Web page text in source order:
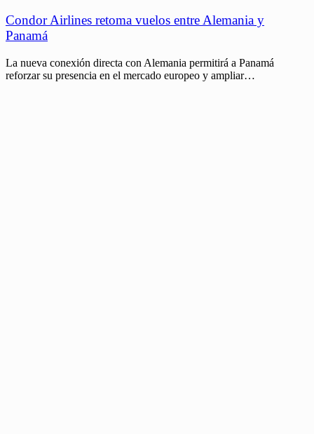
Condor Airlines retoma vuelos entre Alemania y
Panamá
La nueva conexión directa con Alemania permitirá a Panamá
reforzar su presencia en el mercado europeo y ampliar…